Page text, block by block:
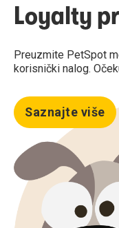
Loyalty
Preuzmite PetSpot
korisnički nalog.
Saznajte više